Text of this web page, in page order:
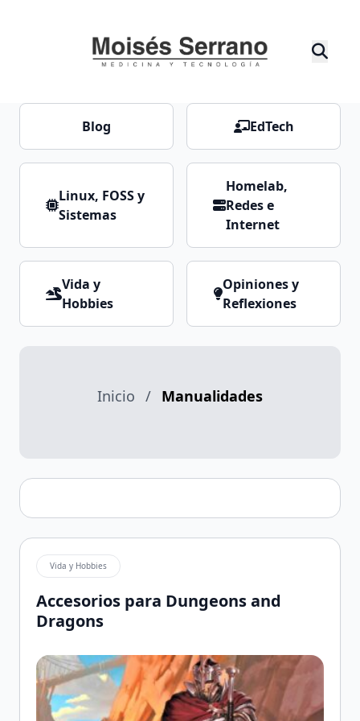
Blog EdTech
Linux, FOSS y
Sistemas
Homelab,
Redes e
Internet
Vida y
Hobbies
Opiniones y
Reflexiones
Inicio / Manualidades
Vida y Hobbies
Accesorios para Dungeons and
Dragons